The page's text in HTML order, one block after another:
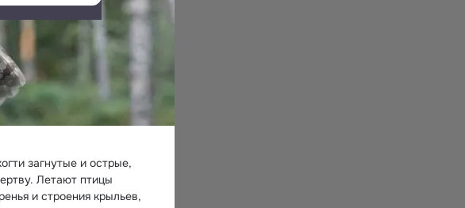
загнутые и острые,
Летают птицы
и строения крыльев,